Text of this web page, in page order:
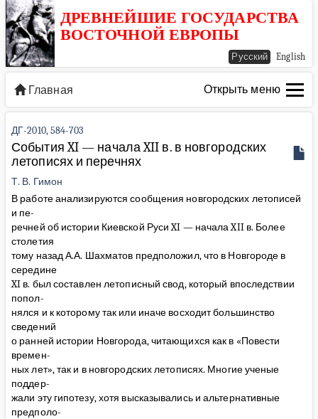
ДРЕВНЕЙШИЕ ГОСУДАРСТВА
ВОСТОЧНОЙ ЕВРОПЫ
Русский English
Главная Открыть меню
ДГ-2010, 584-703
События XI — начала XII в. в новгородских
летописях и перечнях
Т. В. Гимон
В работе анализируются сообщения новгородских летописей
и пе-
речней об истории Киевской Руси XI — начала XII в. Более
столетия
тому назад А.А. Шахматов предположил, что в Новгороде в
середине
XI в. был составлен летописный свод, который впоследствии
попол-
нялся и к которому так или иначе восходит большинство
сведений
о ранней истории Новгорода, читающихся как в «Повести
времен-
ных лет», так и в новгородских летописях. Многие ученые
поддер-
жали эту гипотезу, хотя высказывались и альтернативные
предполо-